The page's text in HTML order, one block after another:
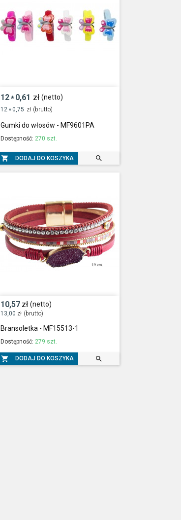
12*0,61 zł (netto)
12 *0,75 zł (brutto)
Gumki do włosów - MF9601PA
Dostępność: 270 szt.
 DODAJ DO KOSZYKA 
10,57 zł (netto)
13,00 zł (brutto)
Bransoletka - MF15513-1
Dostępność: 279 szt.
 DODAJ DO KOSZYKA 